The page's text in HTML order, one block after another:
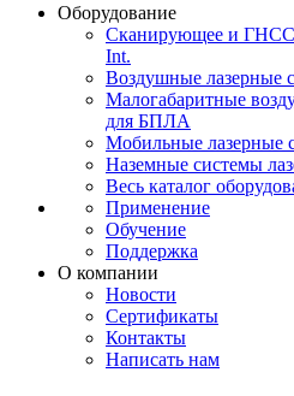
Оборудование
Сканирующее и ГНСС
Int.
Воздушные лазерные
Малогабаритные
для БПЛА
Мобильные лазерные
Наземные системы
Весь каталог
Применение
Обучение
Поддержка
О компании
Новости
Сертификаты
Контакты
Написать нам